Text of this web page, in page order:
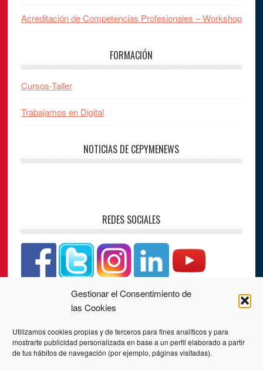
Gestionar el Consentimiento de
las Cookies
Utilizamos cookies propias y de terceros para fines analíticos y para
mostrarte publicidad personalizada en base a un perfil elaborado a partir
de tus hábitos de navegación (por ejemplo, páginas visitadas).
Acreditación de Competencias Profesionales – Workshop
FORMACIÓN
Cursos-Taller
Trabajamos en Digital
NOTICIAS DE CEPYMENEWS
REDES SOCIALES
CONTACTO
PLAZA LOS JUZGADOS, Nº 4, 3ª PLANTA
34001 PALENCIA